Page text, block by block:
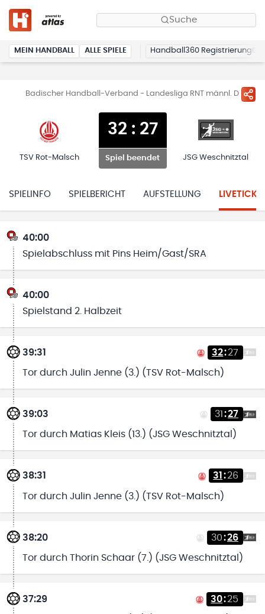
Suche
MEIN HANDBALL ALLE SPIELE Handball360 Registrierung
Badischer Handball-Verband - Landesliga RNT männl. D
TSV Rot-Malsch
32: 27
Spiel beendet JSG Weschnitztal
SPIELINFO SPIELBERICHT AUFSTELLUNG
40:00
Spielabschluss mit Pins Heim/Gast/SRA
40:00
Spielstand 2. Halbzeit
39:31 32:27
Tor durch Julin Jenne (3.) (TSV Rot-Malsch)
39:03 31 :27
Tor durch Matias Kleis (13.) (JSG Weschnitztal)
38:31 31 :26
Tor durch Julin Jenne (3.) (TSV Rot-Malsch)
38:20 30:26
Tor durch Thorin Schaar (7.) (JSG Weschnitztal)
37:29 30:25